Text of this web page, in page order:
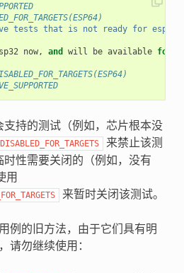
tests that is not ready for esp64
now, and will be available for
支持的测试（例如，芯片根本没
DISABLED_FOR_TARGETS
来禁止该测
性需要关闭的（例如，没有
用
来暂时关闭该测试。
例的旧方法，由于它们具有明
请勿继续使用：